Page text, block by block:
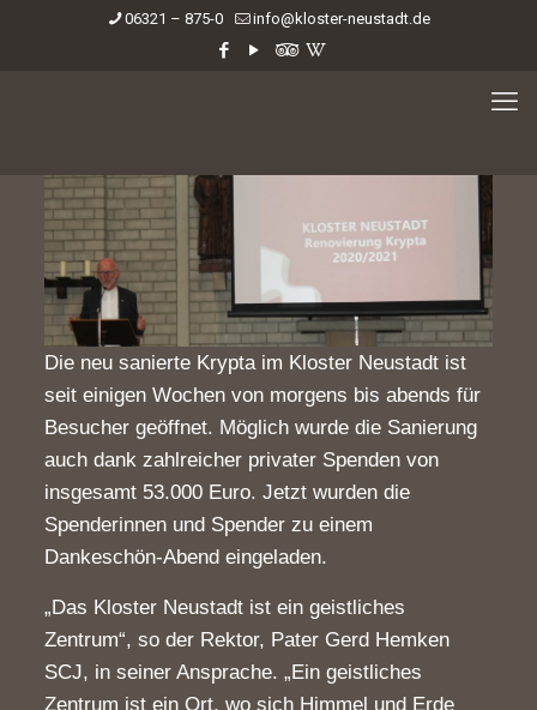
06321 – 875-0 info@kloster-neustadt.de
Die neu sanierte Krypta im Kloster Neustadt ist
seit einigen Wochen von morgens bis abends für
Besucher geöffnet. Möglich wurde die Sanierung
auch dank zahlreicher privater Spenden von
insgesamt 53.000 Euro. Jetzt wurden die
Spenderinnen und Spender zu einem
Dankeschön-Abend eingeladen.
„Das Kloster Neustadt ist ein geistliches
Zentrum“, so der Rektor, Pater Gerd Hemken
SCJ, in seiner Ansprache. „Ein geistliches
Zentrum ist ein Ort, wo sich Himmel und Erde